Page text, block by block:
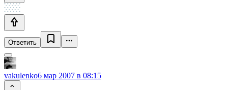
Ответить
vakulenko6 мар 2007 в 08:15